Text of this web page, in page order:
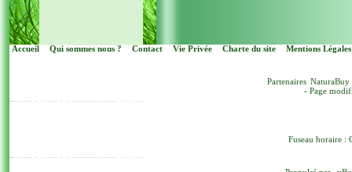
Accueil Qui sommes nous ? Contact Vie Privée Charte du site Mentions Légales
Partenaires NaturaBuy
- Page
Fuseau horaire :